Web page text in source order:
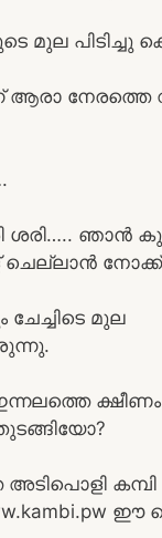
മുല പിടിച്ചു
ആരാ
ശരി….. ഞാൻ
ചെല്ലാൻ
മുല
ക്ഷീണം